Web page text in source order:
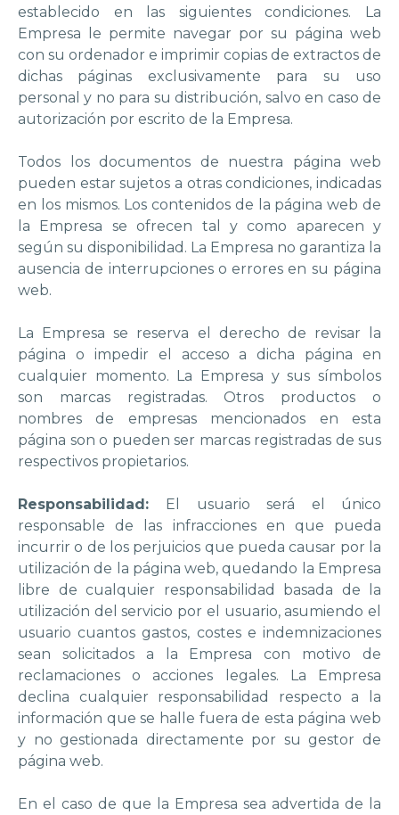
establecido en las siguientes condiciones. La
Empresa le permite navegar por su página web
con su ordenador e imprimir copias de extractos de
dichas páginas exclusivamente para su uso
personal y no para su distribución, salvo en caso de
autorización por escrito de la Empresa.
Todos los documentos de nuestra página web
pueden estar sujetos a otras condiciones, indicadas
en los mismos. Los contenidos de la página web de
la Empresa se ofrecen tal y como aparecen y
según su disponibilidad. La Empresa no garantiza la
ausencia de interrupciones o errores en su página
web.
La Empresa se reserva el derecho de revisar la
página o impedir el acceso a dicha página en
cualquier momento. La Empresa y sus símbolos
son marcas registradas. Otros productos o
nombres de empresas mencionados en esta
página son o pueden ser marcas registradas de sus
respectivos propietarios.
Responsabilidad: El usuario será el único
responsable de las infracciones en que pueda
incurrir o de los perjuicios que pueda causar por la
utilización de la página web, quedando la Empresa
libre de cualquier responsabilidad basada de la
utilización del servicio por el usuario, asumiendo el
usuario cuantos gastos, costes e indemnizaciones
sean solicitados a la Empresa con motivo de
reclamaciones o acciones legales. La Empresa
declina cualquier responsabilidad respecto a la
información que se halle fuera de esta página web
y no gestionada directamente por su gestor de
página web.
En el caso de que la Empresa sea advertida de la